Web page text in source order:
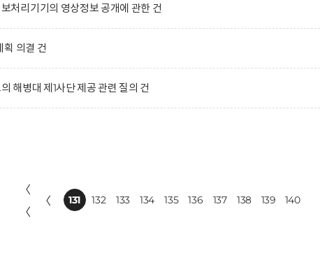
처리기기의 영상정보 공개에 관한 건
의결 건
해병대 제1사단 제공 관련 질의 건
〈
〈
〈 131 132 133 134 135 136 137 138 139 140